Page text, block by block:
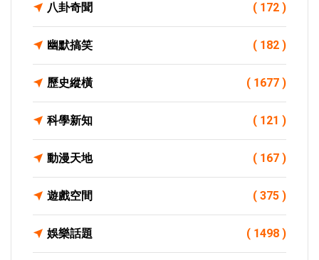
八卦奇聞 ( 172 )
幽默搞笑 ( 182 )
歷史縱橫 ( 1677 )
科學新知 ( 121 )
動漫天地 ( 167 )
遊戲空間 ( 375 )
娛樂話題 ( 1498 )